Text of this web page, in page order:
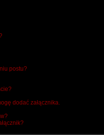
postu?
dodać załącznika.